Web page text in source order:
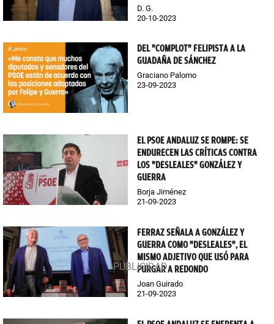
D. G.
20-10-2023
DEL "COMPLOT" FELIPISTA A LA
GUADAÑA DE SÁNCHEZ
Graciano Palomo
23-09-2023
EL PSOE ANDALUZ SE ROMPE: SE
ENDURECEN LAS CRÍTICAS CONTRA
LOS "DESLEALES" GONZÁLEZ Y
GUERRA
Borja Jiménez
21-09-2023
FERRAZ SEÑALA A GONZÁLEZ Y
GUERRA COMO "DESLEALES", EL
MISMO ADJETIVO QUE USÓ PARA
PURGAR A REDONDO
Joan Guirado
21-09-2023